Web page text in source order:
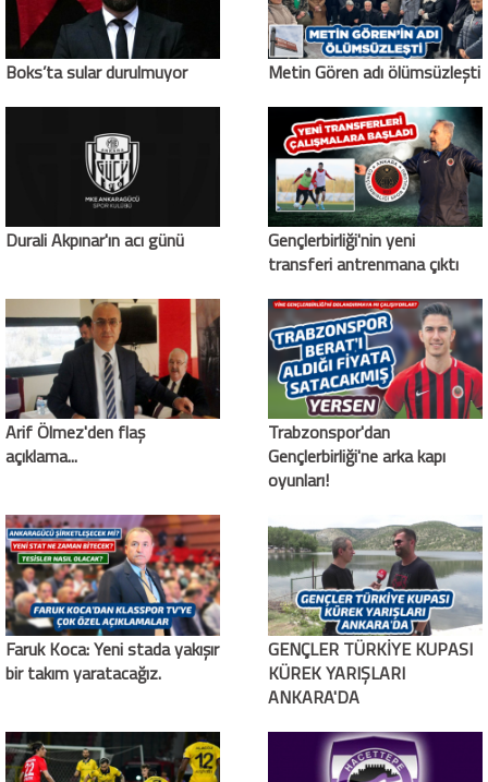
Boks’ta sular durulmuyor Metin Gören adı ölümsüzleşti
Durali Akpınar'ın acı günü
Gençlerbirliği'nin yeni
transferi antrenmana çıktı
Arif Ölmez'den flaş
açıklama...
Trabzonspor'dan
Gençlerbirliği'ne arka kapı
oyunları!
Faruk Koca: Yeni stada yakışır
bir takım yaratacağız.
GENÇLER TÜRKİYE KUPASI
KÜREK YARIŞLARI
ANKARA'DA